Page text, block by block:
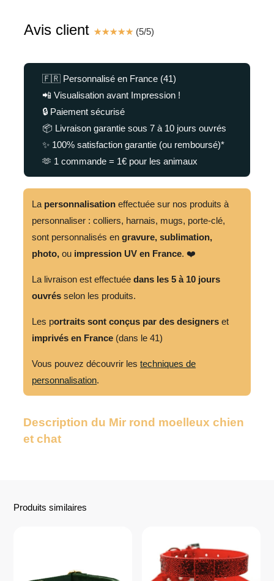
Avis client ☆☆☆☆☆ (5/5)
🇫🇷 Personnalisé en France (41)
📲 Visualisation avant Impression !
🔒 Paiement sécurisé
📦 Livraison garantie sous 7 à 10 jours ouvrés
✨ 100% satisfaction garantie (ou remboursé)*
🫶 1 commande = 1€ pour les animaux
La personnalisation effectuée sur nos produits à
personnaliser : colliers, harnais, mugs, porte-clé,
sont personnalisés engravure, sublimation,
photo, ou impression UV en France. ❤️
La livraison est effectuéedans les 5 à 10 jours
ouvrés selon les produits.
Les portraits sont conçus par des designers et
imprivés en France (dans le 41)
Vous pouvez découvrir lestechniques de
personnalisation.
Description du Mir rond moelleux chien
et chat
Produits similaires